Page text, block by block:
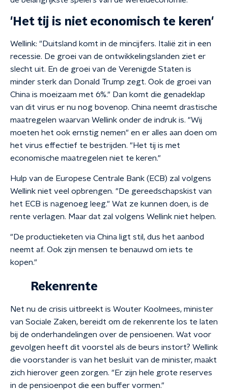
'Het tij is niet economisch te keren'
Wellink: "Duitsland komt in de mincijfers. Italië zit in een
recessie. De groei van de ontwikkelingslanden ziet er
slecht uit. En de groei van de Verenigde Staten is
minder sterk dan Donald Trump zegt. Ook de groei van
China is moeizaam met 6%." Dan komt die genadeklap
van dit virus er nu nog bovenop. China neemt drastische
maatregelen waarvan Wellink onder de indruk is. "Wij
moeten het ook ernstig nemen" en er alles aan doen om
het virus effectief te bestrijden. "Het tij is met
economische maatregelen niet te keren."
Hulp van de Europese Centrale Bank (ECB) zal volgens
Wellink niet veel opbrengen. "De gereedschapskist van
het ECB is nagenoeg leeg." Wat ze kunnen doen, is de
rente verlagen. Maar dat zal volgens Wellink niet helpen.
"De productieketen via China ligt stil, dus het aanbod
neemt af. Ook zijn mensen te benauwd om iets te
kopen."
Rekenrente
Net nu de crisis uitbreekt is Wouter Koolmees, minister
van Sociale Zaken, bereidt om de rekenrente los te laten
bij de onderhandelingen over de pensioenen. Wat voor
gevolgen heeft dit voorstel als de beurs instort? Wellink
die voorstander is van het besluit van de minister, maakt
zich hierover geen zorgen. "Er zijn hele grote reserves
in de pensioenpot die een buffer vormen."